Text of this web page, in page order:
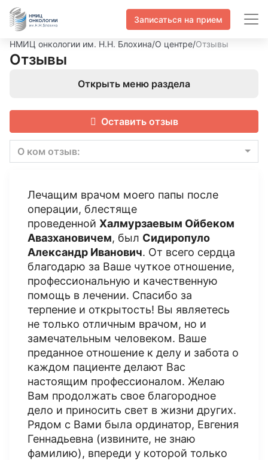
Записаться на прием
НМИЦ онкологии им. Н.Н. Блохина/О центре/Отзывы
Отзывы
Открыть меню раздела
Оставить отзыв
О ком отзыв:
Лечащим врачом моего папы после
операции, блестяще
проведенной Халмурзаевым Ойбеком
Авазхановичем, был Сидиропуло
Александр Иванович. От всего сердца
благодарю за Ваше чуткое отношение,
профессиональную и качественную
помощь в лечении. Спасибо за
терпение и открытость! Вы являетесь
не только отличным врачом, но и
замечательным человеком. Ваше
преданное отношение к делу и забота о
каждом пациенте делают Вас
настоящим профессионалом. Желаю
Вам продолжать свое благородное
дело и приносить свет в жизни других.
Рядом с Вами была ординатор, Евгения
Геннадьевна (извините, не знаю
фамилию), впереди у которой только